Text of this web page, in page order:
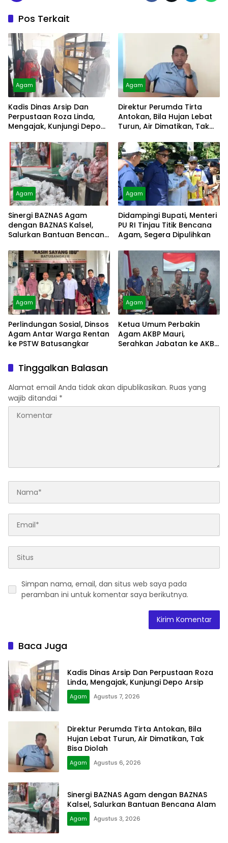
Pos Terkait
Agam
Kadis Dinas Arsip Dan
Perpustaan Roza Linda,
Mengajak, Kunjungi Depo
Agam
Direktur Perumda Tirta
Antokan, Bila Hujan Lebat
Turun, Air Dimatikan, Tak
Agam
Sinergi BAZNAS Agam
dengan BAZNAS Kalsel,
Salurkan Bantuan Bencana
Agam
Didampingi Bupati, Menteri
PU RI Tinjau Titik Bencana
Agam, Segera Dipulihkan
Agam
Perlindungan Sosial, Dinsos
Agam Antar Warga Rentan
ke PSTW Batusangkar
Agam
Ketua Umum Perbakin
Agam AKBP Mauri,
Serahkan Jabatan ke AKBP
Tinggalkan Balasan
Alamat email Anda tidak akan dipublikasikan. Ruas yang
wajib ditandai *
Simpan nama, email, dan situs web saya pada
peramban ini untuk komentar saya berikutnya.
Baca Juga
Kadis Dinas Arsip Dan Perpustaan Roza
Linda, Mengajak, Kunjungi Depo Arsip
Agam Agustus 7, 2026
Direktur Perumda Tirta Antokan, Bila
Hujan Lebat Turun, Air Dimatikan, Tak
Bisa Diolah
Agam Agustus 6, 2026
Sinergi BAZNAS Agam dengan BAZNAS
Kalsel, Salurkan Bantuan Bencana Alam
Agam Agustus 3, 2026